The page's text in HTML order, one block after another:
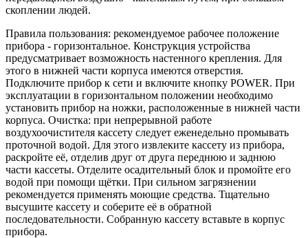
скоплении людей.
Правила пользования: рекомендуемое рабочее положение
прибора - горизонтальное. Конструкция устройства
предусматривает возможность настенного крепления. Для
этого в нижней части корпуса имеются отверстия.
Подключите прибор к сети и включите кнопку POWER. При
эксплуатации в горизонтальном положении необходимо
установить прибор на ножки, расположенные в нижней части
корпуса. Очистка: при непрерывной работе
воздухоочистителя кассету следует еженедельно промывать
проточной водой. Для этого извлеките кассету из прибора,
раскройте её, отделив друг от друга переднюю и заднюю
части кассеты. Отделите осадительный блок и промойте его
водой при помощи щётки. При сильном загрязнении
рекомендуется применять моющие средства. Тщательно
высушите кассету и соберите её в обратной
последовательности. Собранную кассету вставьте в корпус
прибора.